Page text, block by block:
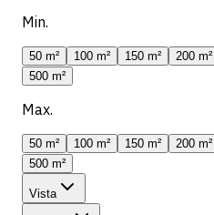
Min.
50 m² 100 m² 150 m² 200 m²
500 m²
Max.
50 m² 100 m² 150 m² 200 m²
500 m²
Vista